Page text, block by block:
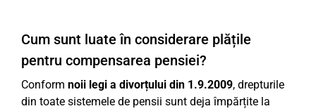
Cum sunt luate în considerare plățile
pentru compensarea pensiei?
Conform noii legi a divorțului din 1.9.2009, drepturile
din toate sistemele de pensii sunt deja împărțite la